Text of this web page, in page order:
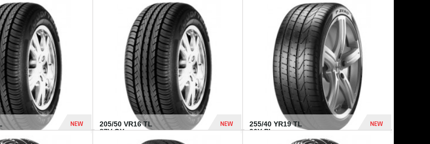
837 Dhs 955 Dhs
NEW
205/50 VR16 TL
87V GY...
NEW
255/40 YR19 TL
96Y PI...
NEW